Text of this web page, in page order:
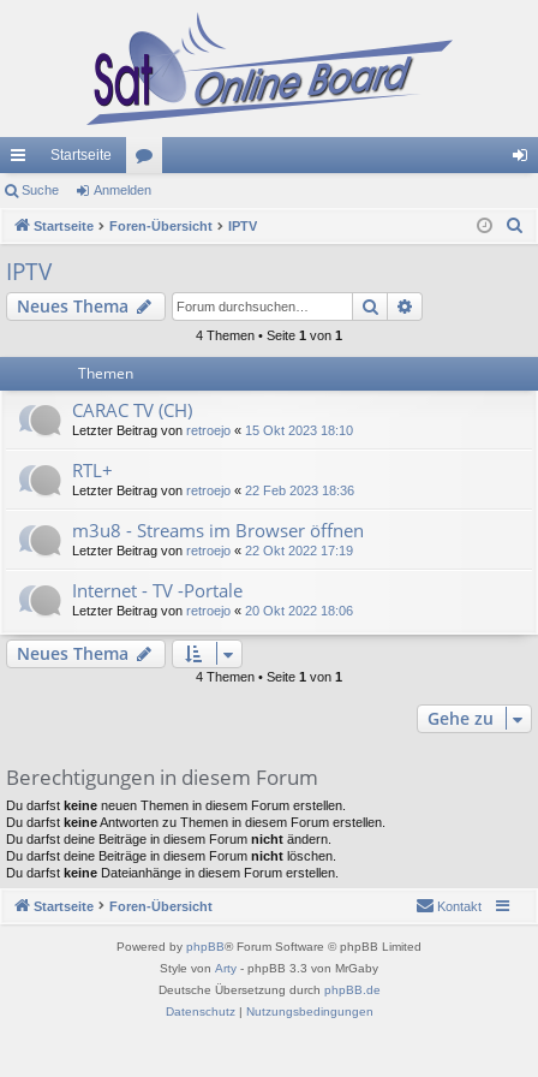
ch
ne
llz
ug
Startseite
or
en m
Suche Anmelden
Startseite Foren-Übersicht IPTV
IPTV
Neues Thema Suche
4 Themen • Seite 1 von 1
Themen
CARAC TV (CH)
Letzter Beitrag von retroejo « 15 Okt 2023 18:10
RTL+
Letzter Beitrag von retroejo « 22 Feb 2023 18:36
m3u8 - Streams im Browser öffnen
Letzter Beitrag von retroejo « 22 Okt 2022 17:19
Internet - TV -Portale
Letzter Beitrag von retroejo « 20 Okt 2022 18:06
Neues Thema
4 Themen • Seite 1 von 1
Gehe zu
Berechtigungen in diesem Forum
Du darfst keine neuen Themen in diesem Forum erstellen.
Du darfst keineAntworten zu Themen in diesem Forum erstellen.
Du darfst deine Beiträge in diesem Forum nicht ändern.
Du darfst deine Beiträge in diesem Forum nicht löschen.
Du darfst keine Dateianhänge in diesem Forum erstellen.
Startseite Foren-Übersicht Kontakt
Powered by phpBB® Forum Software © phpBB Limited
Style von Arty - phpBB 3.3 von MrGaby
Deutsche Übersetzung durch phpBB.de
Datenschutz| Nutzungsbedingungen